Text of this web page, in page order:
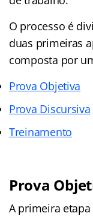
O processo é
duas primeiras
composta por
Prova Objetiva
Prova Discursiva
Treinamento
Prova
A primeira